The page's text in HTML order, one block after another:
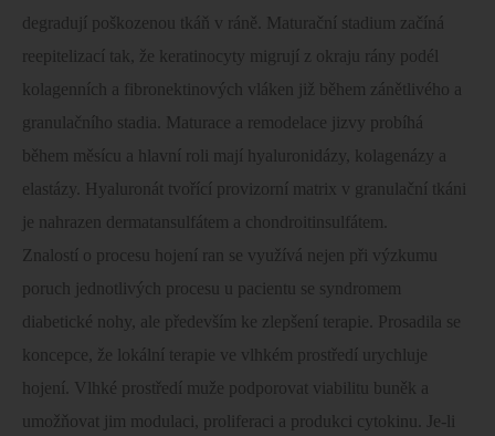
degradují poškozenou tkáň v ráně. Maturační stadium začíná
reepitelizací tak, že keratinocyty migrují z okraju rány podél
kolagenních a fibronektinových vláken již během zánětlivého a
granulačního stadia. Maturace a remodelace jizvy probíhá
během měsícu a hlavní roli mají hyaluronidázy, kolagenázy a
elastázy. Hyaluronát tvořící provizorní matrix v granulační tkáni
je nahrazen dermatansulfátem a chondroitinsulfátem.
Znalostí o procesu hojení ran se využívá nejen při výzkumu
poruch jednotlivých procesu u pacientu se syndromem
diabetické nohy, ale především ke zlepšení terapie. Prosadila se
koncepce, že lokální terapie ve vlhkém prostředí urychluje
hojení. Vlhké prostředí muže podporovat viabilitu buněk a
umožňovat jim modulaci, proliferaci a produkci cytokinu. Je-li